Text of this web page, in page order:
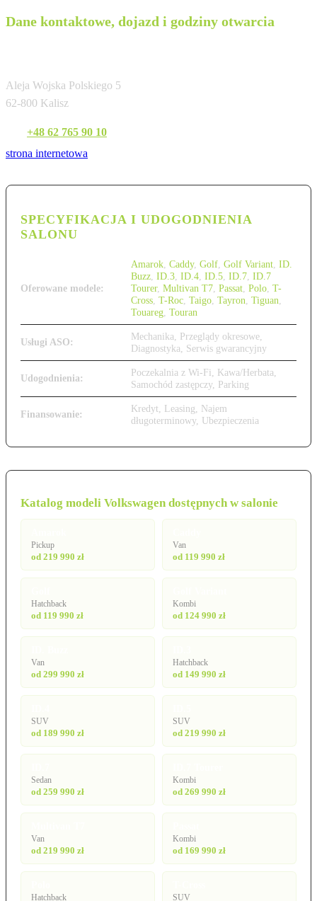
Dane kontaktowe, dojazd i godziny otwarcia
Aleja Wojska Polskiego 5
62-800 Kalisz
+48 62 765 90 10
strona internetowa
SPECYFIKACJA I UDOGODNIENIA
SALONU
Oferowane modele:
Amarok Caddy, Golf Golf Variant ID.
Buzz ID.3 ID.4 ID.5 ID.7 ID.7
Tourer, Multivan T7 Passat Polo T-
Cross T-Roc Taigo Tayron Tiguan
Touareg Touran
Usługi ASO:
Mechanika, Przeglądy okresowe,
Diagnostyka, Serwis gwarancyjny
Udogodnienia:
Poczekalnia z Wi-Fi, Kawa/Herbata,
Samochód zastępczy, Parking
Finansowanie:
Kredyt, Leasing, Najem
długoterminowy, Ubezpieczenia
Katalog modeli Volkswagen dostępnych w salonie
Pickup
od 219 990 zł
Van
od 119 990 zł
Hatchback
od 119 990 zł
Kombi
od 124 990 zł
Van
od 299 990 zł
Hatchback
od 149 990 zł
SUV
od 189 990 zł
SUV
od 219 990 zł
Sedan
od 259 990 zł
Kombi
od 269 990 zł
Van
od 219 990 zł
Kombi
od 169 990 zł
Hatchback SUV